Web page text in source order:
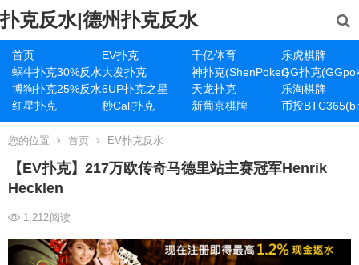
扑克反水|德州扑克反水
首页 EV扑克 千亿体育
乐虎棋牌
蜗牛扑克30%反水大发扑克 神扑克(ShenPoker)GG扑克
博狗扑克25%反水6UP扑克之星 天龙扑克
乐淘棋牌
红星扑克
秒Call扑克 新葡京棋牌 币投
您的位置 首页 EV扑克反水
【EV扑克】217万欧传奇马德里站主赛冠军Henrik
Hecklen
1,212阅读